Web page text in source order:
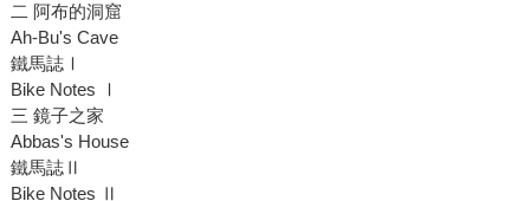
二 阿布的洞窟
Ah-Bu's Cave
鐵馬誌Ⅰ
Bike Notes Ⅰ
三 鏡子之家
Abbas's House
鐵馬誌Ⅱ
Bike Notes Ⅱ